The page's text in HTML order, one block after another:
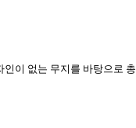
인이 없는 무지를 바탕으로